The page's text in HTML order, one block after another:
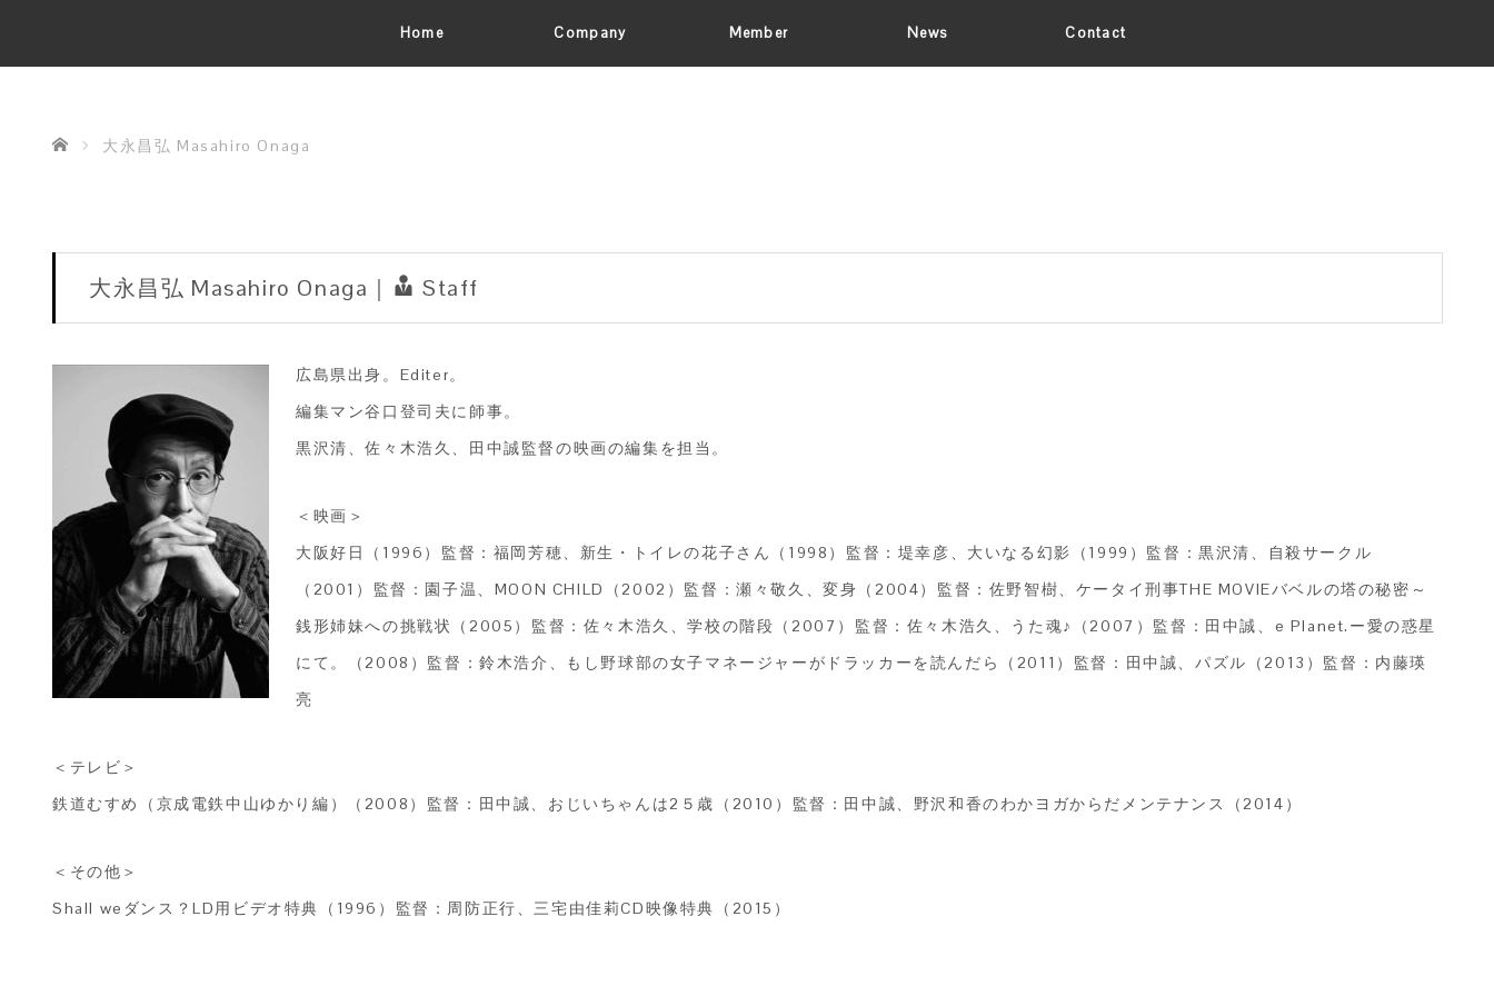
Home Company Member News Contact
ホーム大永昌弘 Masahiro Onaga
大永昌弘 Masahiro Onaga｜ Staff
広島県出身。Editer。
編集マン谷口登司夫に師事。
黒沢清、佐々木浩久、田中誠監督の映画の編集を担当。
＜映画＞
大阪好日（1996）監督：福岡芳穂、新生・トイレの花子さん（1998）監督：堤幸彦、大いなる幻影（1999）監督：黒沢清、自殺サークル
（2001）監督：園子温、MOON CHILD（2002）監督：瀬々敬久、変身（2004）監督：佐野智樹、ケータイ刑事THE MOVIEバベルの塔の秘密～
銭形姉妹への挑戦状（2005）監督：佐々木浩久、学校の階段（2007）監督：佐々木浩久、うた魂♪（2007）監督：田中誠、e Planet.ー愛の惑星
にて。（2008）監督：鈴木浩介、もし野球部の女子マネージャーがドラッカーを読んだら（2011）監督：田中誠、パズル（2013）監督：内藤瑛
亮
＜テレビ＞
鉄道むすめ（京成電鉄中山ゆかり編）（2008）監督：田中誠、おじいちゃんは2５歳（2010）監督：田中誠、野沢和香のわかヨガからだメンテナンス（2014）
＜その他＞
Shall weダンス？LD用ビデオ特典（1996）監督：周防正行、三宅由佳莉CD映像特典（2015）